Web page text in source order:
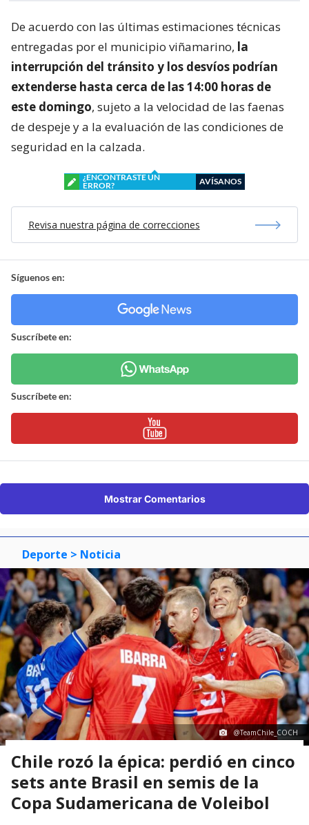
De acuerdo con las últimas estimaciones técnicas
entregadas por el municipio viñamarino, la
interrupción del tránsito y los desvíos podrían
extenderse hasta cerca de las 14:00 horas de
este domingo, sujeto a la velocidad de las faenas
de despeje y a la evaluación de las condiciones de
seguridad en la calzada.
¿ENCONTRASTE UN
ERROR?
AVÍSANOS
Revisa nuestra página de correcciones
Síguenos en:
Suscríbete en:
Suscríbete en:
Mostrar Comentarios
Deporte > Noticia
@TeamChile_COCH
Chile rozó la épica: perdió en cinco
sets ante Brasil en semis de la
Copa Sudamericana de Voleibol